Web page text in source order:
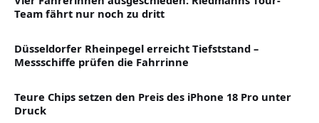
Team fährt nur noch zu dritt
Düsseldorfer Rheinpegel erreicht Tiefststand –
Messschiffe prüfen die Fahrrinne
Teure Chips setzen den Preis des iPhone 18 Pro unter
Druck